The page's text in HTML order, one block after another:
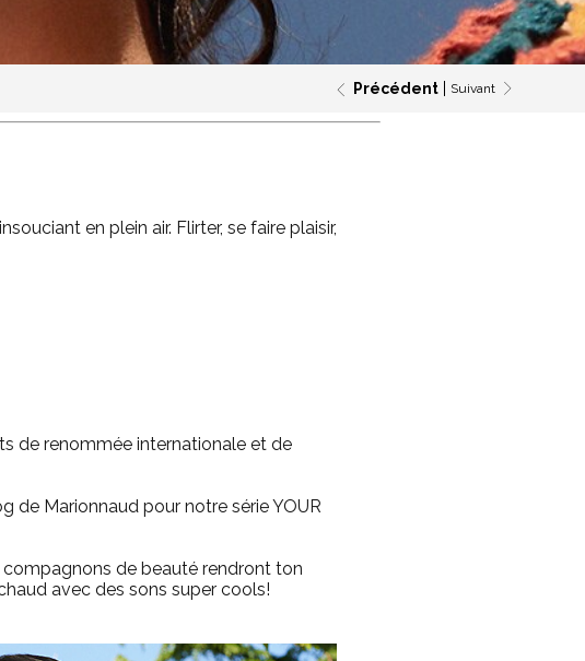
Précédent Suivant
en plein air. Flirter, se faire plaisir,
de renommée internationale et de
de Marionnaud pour notre sérieYOUR
de beauté rendront ton
avec des sons super cools!